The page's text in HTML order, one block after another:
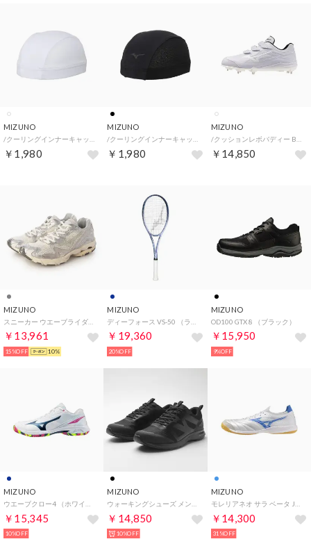
MIZUNO
￥1,980
MIZUNO
￥1,980
MIZUNO
￥14,850
MIZUNO
￥13,961
15%OFF 10%
MIZUNO
￥19,360
20%OFF
MIZUNO
OD100 GTX 8 （ブラック）
￥15,950
9%OFF
MIZUNO
￥15,345
10%OFF
MIZUNO
￥14,850
10%OFF
MIZUNO
￥14,300
31%OFF